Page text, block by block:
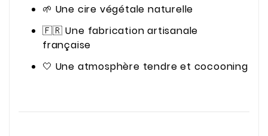
🌱 Une cire végétale naturelle
🇫🇷 Une fabrication artisanale
française
🤍 Une atmosphère tendre et cocooning